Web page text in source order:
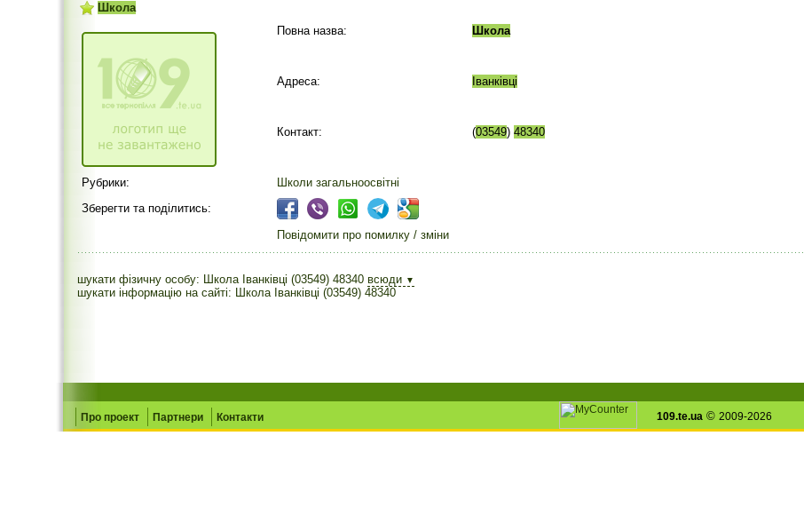
Школа
Повна назва:
Школа
Адреса: Іванківці
Контакт: (03549) 48340
Рубрики:
Школи загальноосвітні
Зберегти та поділитись:
Повідомити про помилку / зміни
шукати фізичну особу: Школа Іванківці (03549) 48340 всюди ▼
шукати інформацію на сайті: Школа Іванківці (03549) 48340
Про проект Партнери Контакти 109.te.ua © 2009-2026